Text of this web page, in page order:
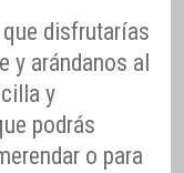
disfrutarías
y arándanos al
y
podrás
o para